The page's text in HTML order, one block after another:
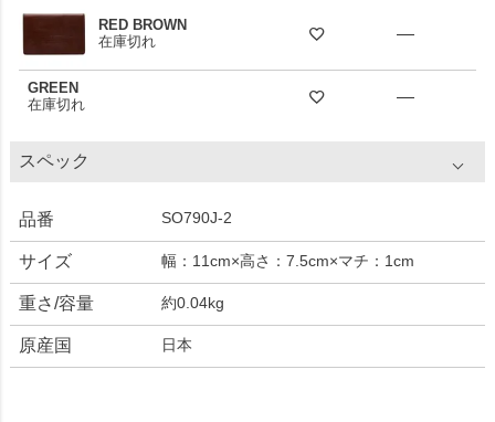
RED BROWN
在庫切れ
—
GREEN
在庫切れ
—
スペック
品番 SO790J-2
サイズ 幅：11cm×高さ：7.5cm×マチ：1cm
重さ/容量 約0.04kg
原産国 日本